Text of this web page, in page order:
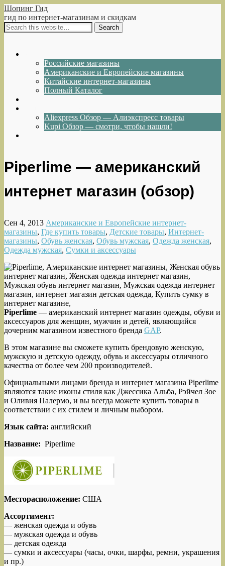
Шопинг Гид
гид по интернет-магазинам и скидкам
Российские магазины
Американские и Европейские магазины
Китайские интернет-магазины
Полный Каталог
Aliexpress Обзор — Алиэкспресс товары
Kupi Обзор — смотри, чтобы нашли!
Piperlime — американский
интернет магазин (обзор)
Сен 4, 2013 Американские и Европейские интернет-
магазины, Где купить товары, Детские товары, Интернет-
магазины, Обувь женская, Обувь мужская, Одежда женская,
Одежда мужская, Сумки и аксессуары
Piperlime — американский интернет магазин одежды, обуви и
аксессуаров для женщин, мужчин и детей, являющийся
дочерним магазином известного бренда GAP.
В этом магазине вы сможете купить брендовую женскую,
мужскую и детскую одежду, обувь и аксессуары отличного
качества от более чем 200 производителей.
Официальными лицами бренда и интернет магазина Piperlime
являются такие иконы стиля как Джессика Альба, Рэйчел Зое
и Оливия Палермо, и вы всегда можете купить товары в
соответствии с их стилем и личным выбором.
Язык сайта: английский
Название: Piperlime
Месторасположение: США
Ассортимент:
— женская одежда и обувь
— мужская одежда и обувь
— детская одежда
— сумки и аксессуары (часы, очки, шарфы, ремни, украшения
и пр.)